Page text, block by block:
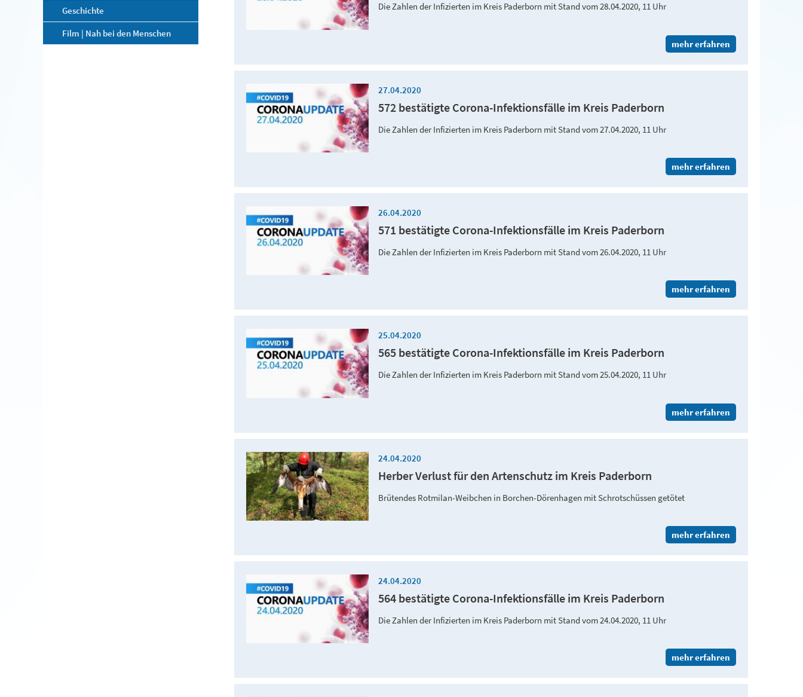
Geschichte
Film | Nah bei den Menschen
Die Zahlen der Infizierten im Kreis Paderborn mit Stand vom 28.04.2020, 11 Uhr
mehr erfahren
27.04.2020
572 bestätigte Corona-Infektionsfälle im Kreis Paderborn
Die Zahlen der Infizierten im Kreis Paderborn mit Stand vom 27.04.2020, 11 Uhr
mehr erfahren
26.04.2020
571 bestätigte Corona-Infektionsfälle im Kreis Paderborn
Die Zahlen der Infizierten im Kreis Paderborn mit Stand vom 26.04.2020, 11 Uhr
mehr erfahren
25.04.2020
565 bestätigte Corona-Infektionsfälle im Kreis Paderborn
Die Zahlen der Infizierten im Kreis Paderborn mit Stand vom 25.04.2020, 11 Uhr
mehr erfahren
24.04.2020
Herber Verlust für den Artenschutz im Kreis Paderborn
Brütendes Rotmilan-Weibchen in Borchen-Dörenhagen mit Schrotschüssen getötet
mehr erfahren
24.04.2020
564 bestätigte Corona-Infektionsfälle im Kreis Paderborn
Die Zahlen der Infizierten im Kreis Paderborn mit Stand vom 24.04.2020, 11 Uhr
mehr erfahren